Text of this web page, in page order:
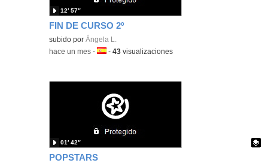
FIN DE CURSO 2º
subido porÁngela L.
12′ 57″
-hace un mes -Idioma:
-43 visualizaciones
POPSTARS
01′ 42″